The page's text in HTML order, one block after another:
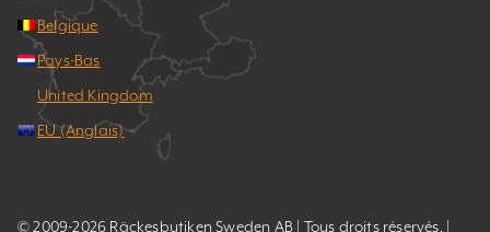
Belgique
Pays-Bas
United Kingdom
EU (Anglais)
© 2009-2026 Räckesbutiken Sweden AB | Tous droits réservés. |